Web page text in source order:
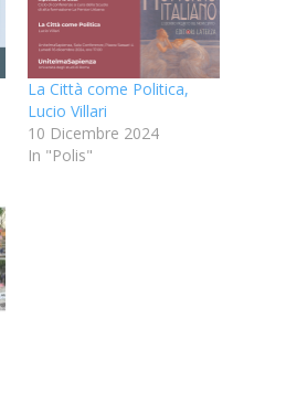
La Città come Politica,
Lucio Villari
10 Dicembre 2024
In "Polis"